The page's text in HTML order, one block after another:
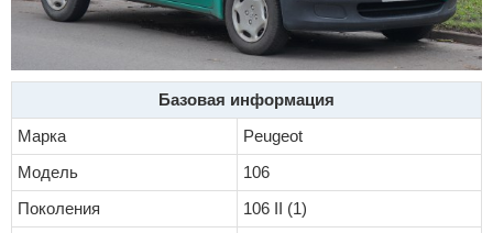
Базовая информация
Марка
Peugeot
Модель
106
Поколения
106 II (1)